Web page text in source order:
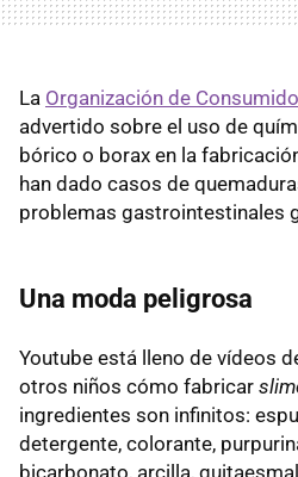
La Organización de
advertido sobre el uso de
bórico o borax en la
han dado casos de
problemas gastrointestinales
Una moda peligrosa
Youtube está lleno de vídeos
otros niños cómo fabricar
ingredientes son infinitos:
detergente, colorante,
bicarbonato, arcilla,